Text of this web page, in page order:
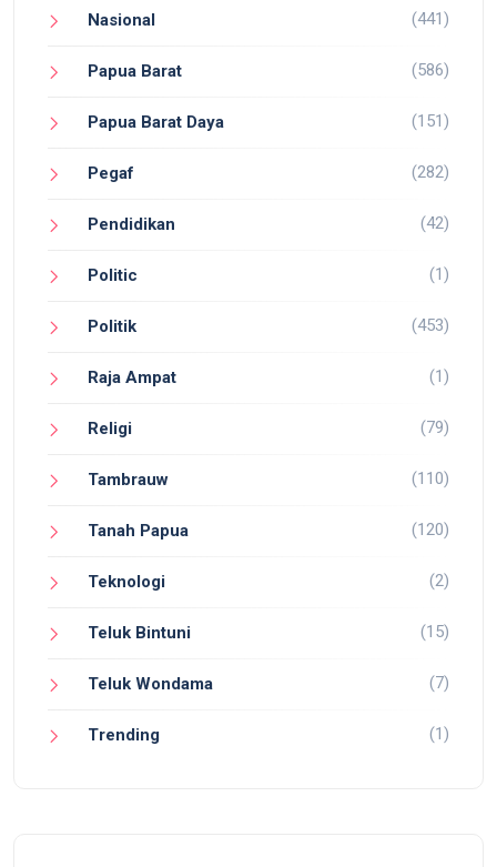
Nasional (441)
Papua Barat (586)
Papua Barat Daya (151)
Pegaf (282)
Pendidikan (42)
Politic (1)
Politik (453)
Raja Ampat (1)
Religi (79)
Tambrauw (110)
Tanah Papua (120)
Teknologi (2)
Teluk Bintuni (15)
Teluk Wondama (7)
Trending (1)